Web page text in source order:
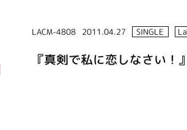
LACM-4808 2011.04.27 SINGLE
『真剣で私に恋しなさい